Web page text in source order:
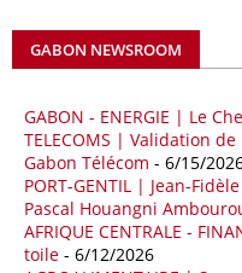
avril, à 81,82 milliards de
importations chinoises en
quatre premiers mois de 2025.
09/05/26 ITALIE - LIBYE
Les deux pays veulent
de sécuriser davantage les
Méditerranée, dans un
géopolitiques internationales
GABON NEWSROOM
GABON - ENERGIE | Le
TELECOMS | Validation
Gabon Télécom - 6/15/
PORT-GENTIL | Jean-
Pascal Houangni
AFRIQUE CENTRALE -
toile - 6/12/2026